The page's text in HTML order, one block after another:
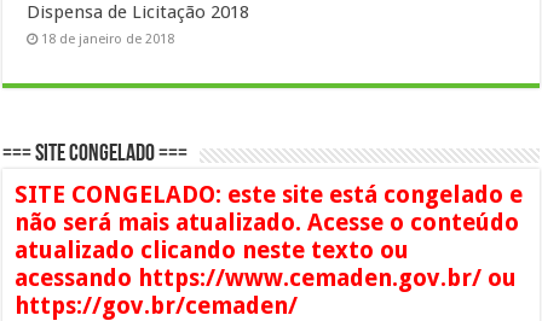
Dispensa de Licitação 2018
18 de janeiro de 2018
=== SITE CONGELADO ===
SITE CONGELADO: este site está congelado e
não será mais atualizado. Acesse o conteúdo
atualizado clicando neste texto ou
acessando https://www.cemaden.gov.br/ ou
https://gov.br/cemaden/